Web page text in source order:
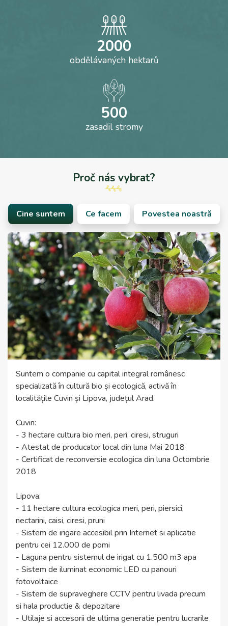
2000
obdělávaných hektarů
500
zasadil stromy
Proč nás vybrat?
Cine suntem Ce facem Povestea noastră
Suntem o companie cu capital integral românesc
specializată în cultură bio și ecologică, activă în
localitățile Cuvin și Lipova, județul Arad.
Cuvin:
- 3 hectare cultura bio meri, peri, ciresi, struguri
- Atestat de producator local din luna Mai 2018
- Certificat de reconversie ecologica din luna Octombrie
2018
Lipova:
- 11 hectare cultura ecologica meri, peri, piersici,
nectarini, caisi, ciresi, pruni
- Sistem de irigare accesibil prin Internet si aplicatie
pentru cei 12.000 de pomi
- Laguna pentru sistemul de irigat cu 1.500 m3 apa
- Sistem de iluminat economic LED cu panouri
fotovoltaice
- Sistem de supraveghere CCTV pentru livada precum
si hala productie & depozitare
- Utilaje si accesorii de ultima generatie pentru lucrarile